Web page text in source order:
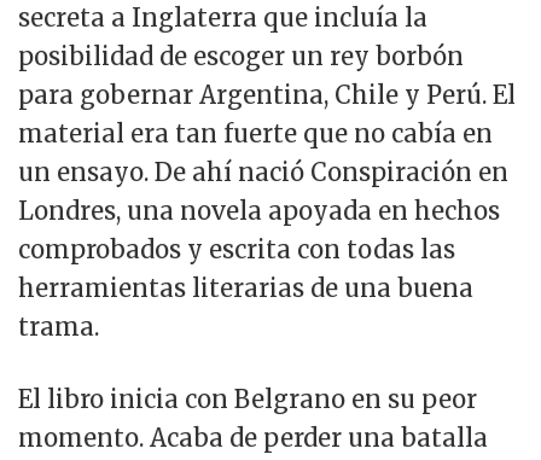
secreta a Inglaterra que incluía la
posibilidad de escoger un rey borbón
para gobernar Argentina, Chile y Perú. El
material era tan fuerte que no cabía en
un ensayo. De ahí nació Conspiración en
Londres, una novela apoyada en hechos
comprobados y escrita con todas las
herramientas literarias de una buena
trama.
El libro inicia con Belgrano en su peor
momento. Acaba de perder una batalla